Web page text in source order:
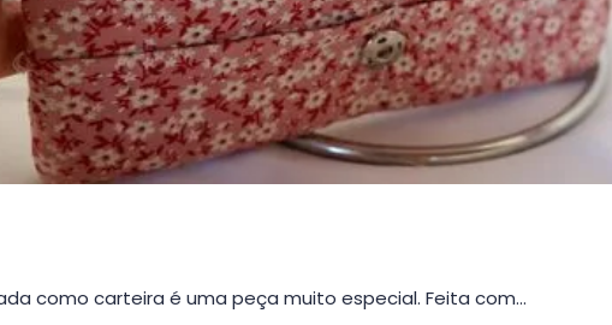
como carteira é uma peça muito especial. Feita com…